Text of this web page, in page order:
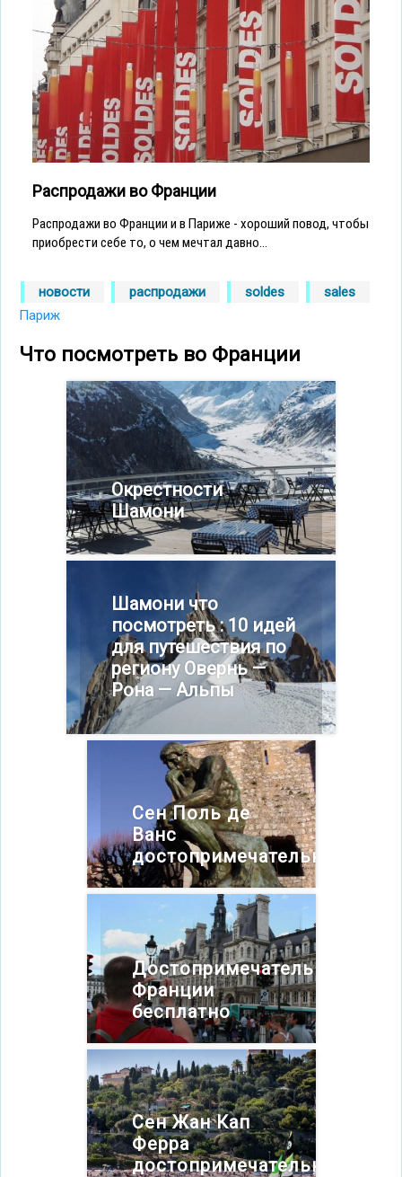
Распродажи во Франции
Распродажи во Франции и в Париже - хороший повод, чтобы
приобрести себе то, о чем мечтал давно...
новости распродажи soldes
sales
Париж
Что посмотреть во Франции
Окрестности
Шамони
Шамони что
посмотреть : 10 идей
для путешествия по
региону Овернь —
Рона — Альпы
Сен Поль де
Ванс
достопримечательности
Достопримечательности
Франции
бесплатно
Сен Жан Кап
Ферра
достопримечательности